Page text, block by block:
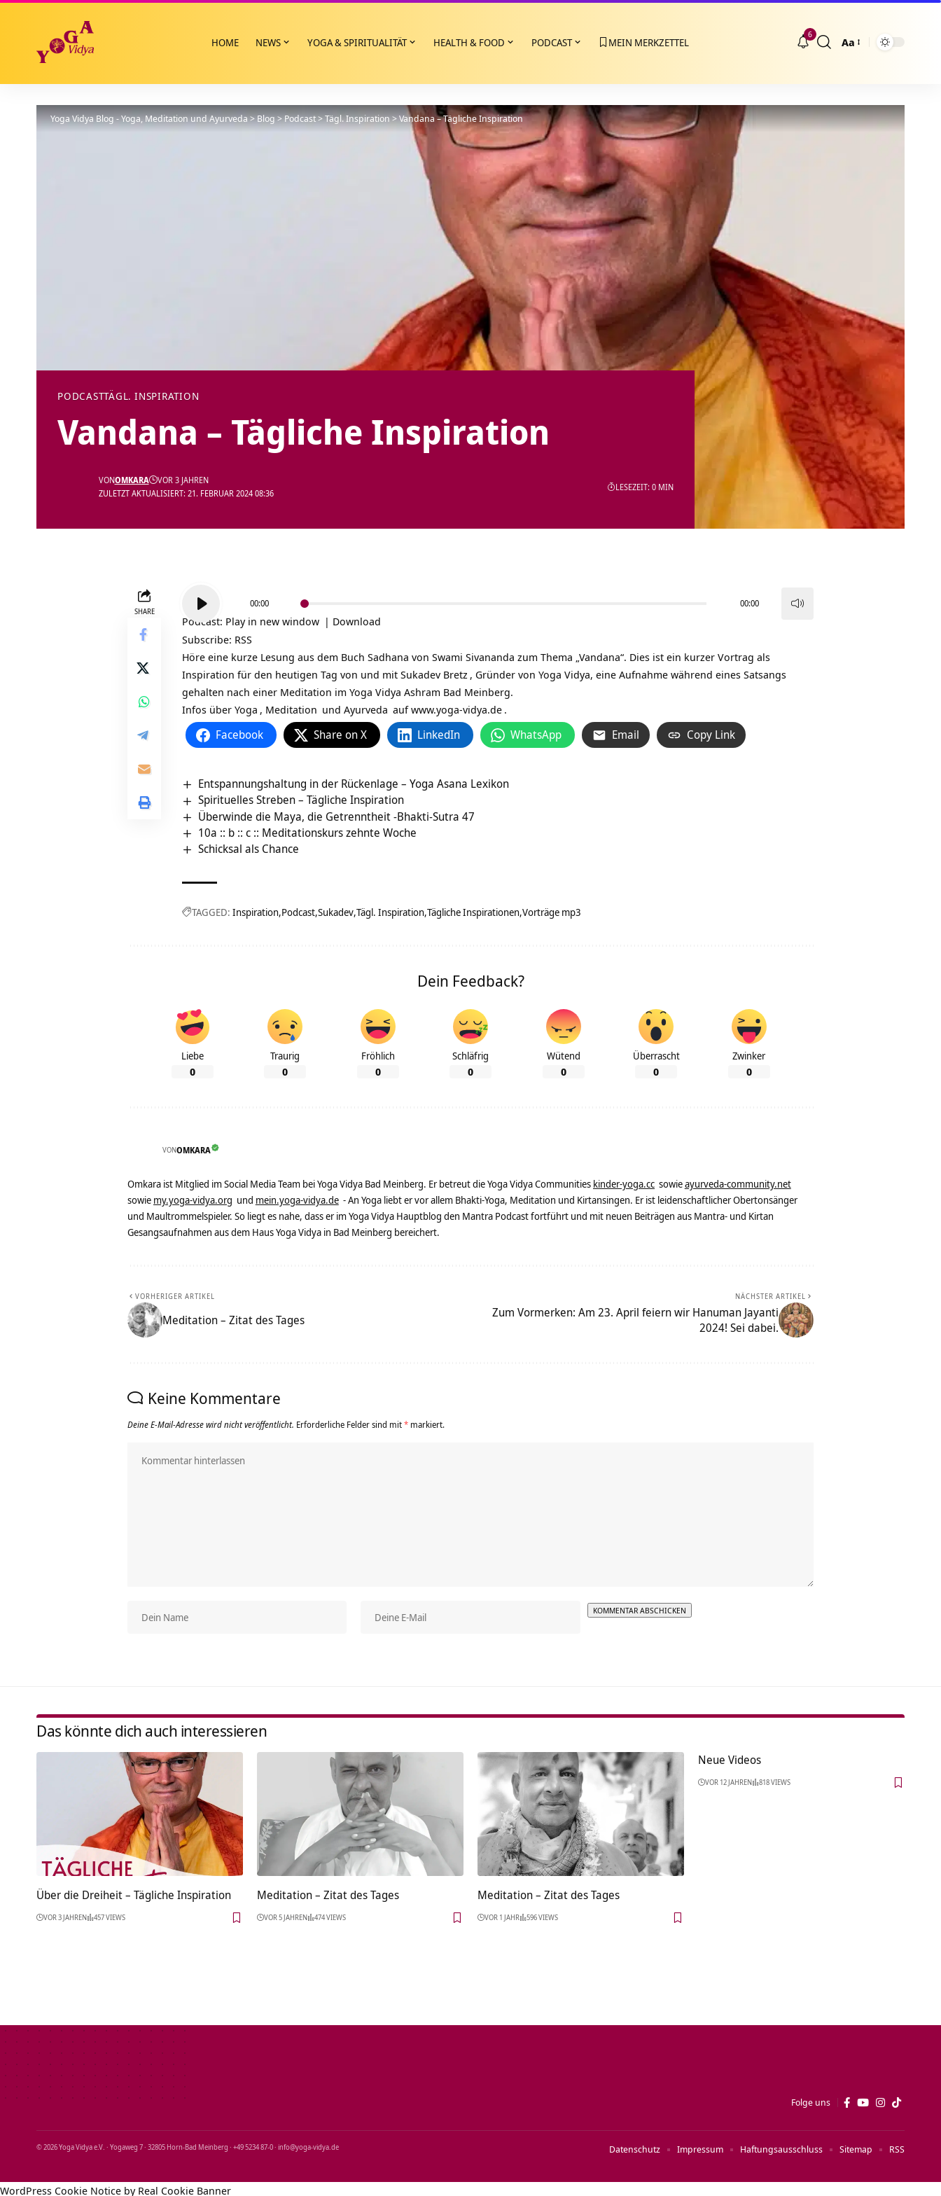
HOME NEWS YOGA & SPIRITUALITÄT HEALTH & FOOD PODCAST MEIN MERKZETTEL
6
Größenänderung
Aa
Yoga Vidya Blog - Yoga, Meditation und Ayurveda>Blog>Podcast>Tägl. Inspiration>Vandana – Tägliche Inspiration
PODCASTTÄGL. INSPIRATION
Vandana – Tägliche Inspiration
ZULETZT AKTUALISIERT: 21. FEBRUAR 2024 08:36
VONOMKARA VOR 3 JAHREN
LESEZEIT: 0 MIN
SHARE
Player
00:00 00:00
Podcast: Play in new window | Download
Subscribe: RSS
Höre eine kurze Lesung aus dem Buch Sadhana von Swami Sivananda zum Thema „Vandana“. Dies ist ein kurzer Vortrag als
Inspiration für den heutigen Tag von und mit Sukadev Bretz , Gründer von Yoga Vidya, eine Aufnahme während eines Satsangs
gehalten nach einer Meditation im Yoga Vidya Ashram Bad Meinberg.
Infos über Yoga , Meditation und Ayurveda aufwww.yoga-vidya.de .
Facebook Share on X LinkedIn WhatsApp Email Copy Link
Entspannungshaltung in der Rückenlage – Yoga Asana Lexikon
Spirituelles Streben – Tägliche Inspiration
Überwinde die Maya, die Getrenntheit -Bhakti-Sutra 47
10a :: b :: c :: Meditationskurs zehnte Woche
Schicksal als Chance
TAGGED: Inspiration Podcast Sukadev Tägl. Inspiration Tägliche Inspirationen Vorträge mp3
Dein Feedback?
Liebe
0
Traurig
0
Fröhlich
0
Schläfrig
0
Wütend
0
Überrascht
0
Zwinker
0
VONOMKARA
Omkara ist Mitglied im Social Media Team bei Yoga Vidya Bad Meinberg. Er betreut die Yoga Vidya Communities kinder-yoga.cc sowieayurveda-community.net
sowie my.yoga-vidya.org und mein.yoga-vidya.de - An Yoga liebt er vor allem Bhakti-Yoga, Meditation und Kirtansingen. Er ist leidenschaftlicher Obertonsänger
und Maultrommelspieler. So liegt es nahe, dass er im Yoga Vidya Hauptblog den Mantra Podcast fortführt und mit neuen Beiträgen aus Mantra- und Kirtan
Gesangsaufnahmen aus dem Haus Yoga Vidya in Bad Meinberg bereichert.
VORHERIGER ARTIKEL
Meditation – Zitat des Tages
NÄCHSTER ARTIKEL
Zum Vormerken: Am 23. April feiern wir Hanuman Jayanti
2024! Sei dabei.
Keine Kommentare
Deine E-Mail-Adresse wird nicht veröffentlicht. Erforderliche Felder sind mit* markiert.
Das könnte dich auch interessieren
Über die Dreiheit – Tägliche Inspiration
VOR 3 JAHREN 457 VIEWS
Meditation – Zitat des Tages
VOR 5 JAHREN 474 VIEWS
Meditation – Zitat des Tages
VOR 1 JAHR 596 VIEWS
Neue Videos
VOR 12 JAHREN 818 VIEWS
Folge uns
© 2026 Yoga Vidya e.V. · Yogaweg 7 · 32805 Horn‑Bad Meinberg · +49 5234 87‑0 · info@yoga‑vidya.de Datenschutz Impressum Haftungsausschluss Sitemap RSS
WordPress Cookie Notice by Real Cookie Banner